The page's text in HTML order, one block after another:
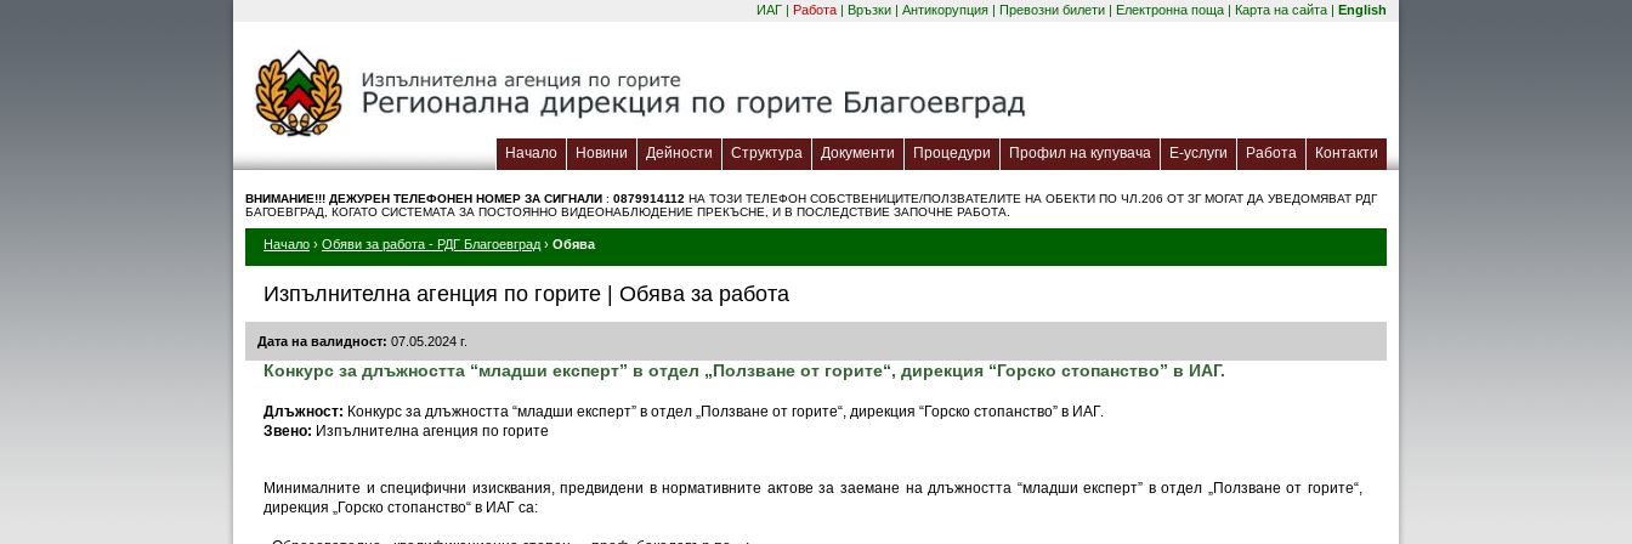
ИАГ | Работа | Връзки | Антикорупция | Превозни билети | Електронна поща (отваря се в нов прозорец)
| Карта на сайта | English
Начало Новини Дейности Структура Документи Процедури Профил на купувача (отваря се в нов прозорец)
Е-услуги (отваря се в нов прозорец)
Работа Контакти
ВНИМАНИЕ!!! ДЕЖУРЕН TЕЛЕФОНЕН НОМЕР ЗА СИГНАЛИ : 0879914112 НА ТОЗИ ТЕЛЕФОН СОБСТВЕНИЦИТЕ/ПОЛЗВАТЕЛИТЕ НА ОБЕКТИ ПО ЧЛ.206 ОТ ЗГ МОГАТ ДА УВЕДОМЯВАТ РДГ
БАГОЕВГРАД, КОГАТО СИСТЕМАТА ЗА ПОСТОЯННО ВИДЕОНАБЛЮДЕНИЕ ПРЕКЪСНЕ, И В ПОСЛЕДСТВИЕ ЗАПОЧНЕ РАБОТА.
Начало › Обяви за работа - РДГ Благоевград › Обява
Изпълнителна агенция по горите | Обява за работа
Дата на валидност: 07.05.2024 г.
Конкурс за длъжността “младши експерт” в отдел „Ползване от горите“, дирекция “Горско стопанство” в ИАГ.
Длъжност: Конкурс за длъжността “младши експерт” в отдел „Ползване от горите“, дирекция “Горско стопанство” в ИАГ.
Звено: Изпълнителна агенция по горите
Минималните и специфични изисквания, предвидени в нормативните актове за заемане на длъжността “младши експерт” в отдел „Ползване от горите“,
дирекция „Горско стопанство“ в ИАГ са: